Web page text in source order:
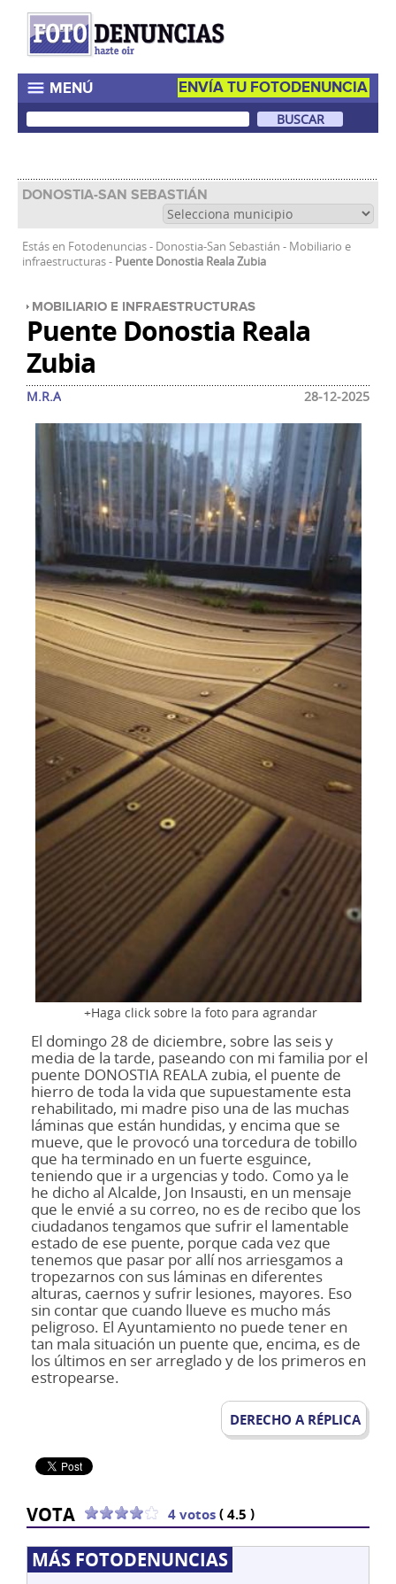
ENVÍA TU FOTODENUNCIA
MENÚ
DONOSTIA-SAN SEBASTIÁN
Estás en Fotodenuncias- Donostia-San Sebastián - Mobiliario e
infraestructuras- Puente Donostia Reala Zubia
MOBILIARIO E INFRAESTRUCTURAS
Puente Donostia Reala
Zubia
Haga click sobre la foto para agrandar
M.R.A 28-12-2025
El domingo 28 de diciembre, sobre las seis y
media de la tarde, paseando con mi familia por el
puente DONOSTIA REALA zubia, el puente de
hierro de toda la vida que supuestamente esta
rehabilitado, mi madre piso una de las muchas
láminas que están hundidas, y encima que se
mueve, que le provocó una torcedura de tobillo
que ha terminado en un fuerte esguince,
teniendo que ir a urgencias y todo. Como ya le
he dicho al Alcalde, Jon Insausti, en un mensaje
que le envié a su correo, no es de recibo que los
ciudadanos tengamos que sufrir el lamentable
estado de ese puente, porque cada vez que
tenemos que pasar por allí nos arriesgamos a
tropezarnos con sus láminas en diferentes
alturas, caernos y sufrir lesiones, mayores. Eso
sin contar que cuando llueve es mucho más
peligroso. El Ayuntamiento no puede tener en
tan mala situación un puente que, encima, es de
los últimos en ser arreglado y de los primeros en
estropearse.
DERECHO A RÉPLICA
VOTA 4 votos(4.5 )
MÁS FOTODENUNCIAS